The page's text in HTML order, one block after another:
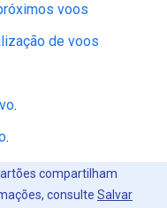
voos
de voos
.
.
compartilham
consulte Salvar